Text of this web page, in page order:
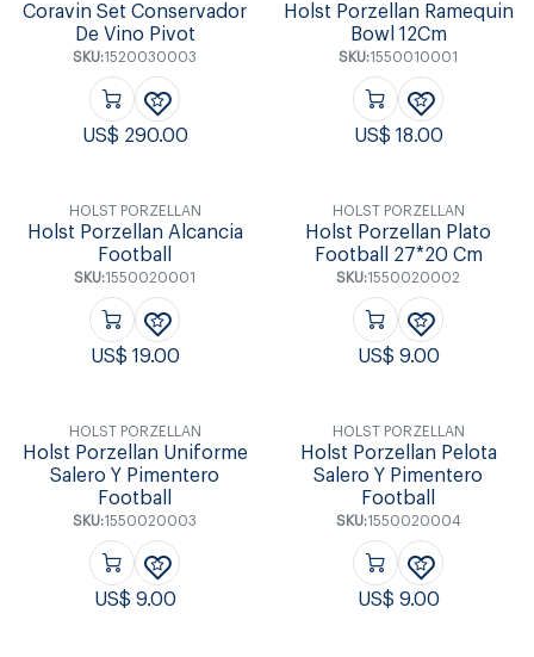
Coravin Set Conservador
De Vino Pivot
SKU:1520030003
US$ 290.00
Holst Porzellan Ramequin
Bowl 12Cm
SKU:1550010001
US$ 18.00
HOLST PORZELLAN
Holst Porzellan Alcancia
Football
SKU:1550020001
US$ 19.00
HOLST PORZELLAN
Holst Porzellan Plato
Football 27*20 Cm
SKU:1550020002
US$ 9.00
HOLST PORZELLAN
Holst Porzellan Uniforme
Salero Y Pimentero
Football
SKU:1550020003
US$ 9.00
HOLST PORZELLAN
Holst Porzellan Pelota
Salero Y Pimentero
Football
SKU:1550020004
US$ 9.00